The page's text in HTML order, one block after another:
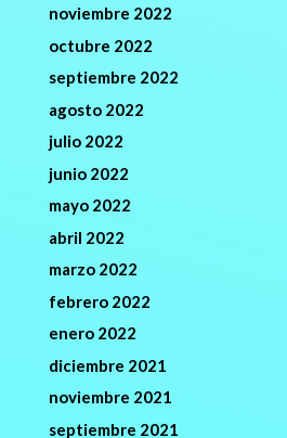
noviembre 2022
octubre 2022
septiembre 2022
agosto 2022
julio 2022
junio 2022
mayo 2022
abril 2022
marzo 2022
febrero 2022
enero 2022
diciembre 2021
noviembre 2021
septiembre 2021